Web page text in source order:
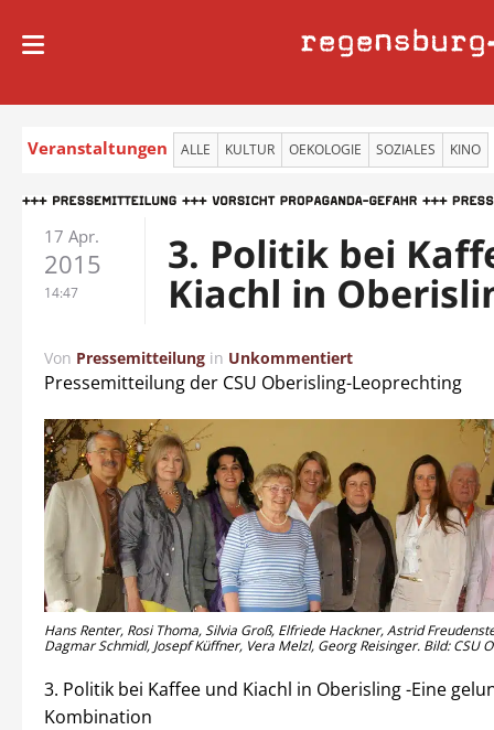
regensburg
Veranstaltungen ALLE KULTUR OEKOLOGIE SOZIALES KINO
17 Apr.
2015
14:47
3. Politik bei
Kiachl in
Von Pressemitteilung in Unkommentiert
Pressemitteilung der CSU Oberisling-Leoprechting
Hans Renter, Rosi Thoma, Silvia Groß, Elfriede Hackner, Astrid
Dagmar Schmidl, Josepf Küffner, Vera Melzl, Georg Reisinger. Bild: CSU
3. Politik bei Kaffee und Kiachl in Oberisling -Eine
Kombination